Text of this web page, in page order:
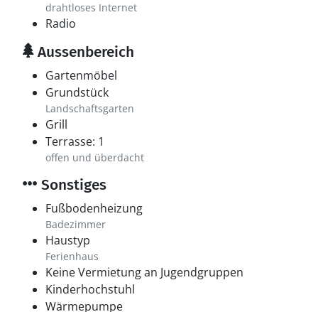
drahtloses Internet
Radio
Aussenbereich
Gartenmöbel
Grundstück
Landschaftsgarten
Grill
Terrasse: 1
offen und überdacht
Sonstiges
Fußbodenheizung
Badezimmer
Haustyp
Ferienhaus
Keine Vermietung an Jugendgruppen
Kinderhochstuhl
Wärmepumpe